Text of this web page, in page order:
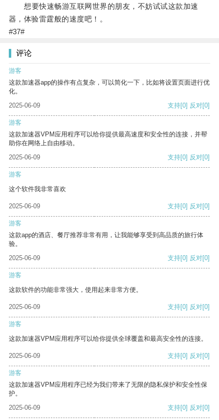
想要快速畅游互联网世界的朋友，不妨试试这款加速
器，体验雷霆般的速度吧！。
#37#
评论
游客
这款加速器app的操作有点复杂，可以简化一下，比如将设置页面进行优
化。
2025-06-09
支持[0] 反对[0]
游客
这款加速器VPM应用程序可以给你提供最高速度和安全性的连接，并帮
助你在网络上自由移动。
2025-06-09
支持[0] 反对[0]
游客
这个软件我非常喜欢
2025-06-09 支持[0] 反对[0]
游客
这款app的酒店、餐厅推荐非常有用，让我能够享受到高品质的旅行体
验。
2025-06-09
支持[0] 反对[0]
游客
这款软件的功能非常强大，使用起来非常方便。
2025-06-09 支持[0] 反对[0]
游客
这款加速器VPM应用程序可以给你提供全球覆盖和最高安全性的连接。
2025-06-09 支持[0] 反对[0]
游客
这款加速器VPM应用程序已经为我们带来了无限的隐私保护和安全性保
护。
2025-06-09
支持[0] 反对[0]